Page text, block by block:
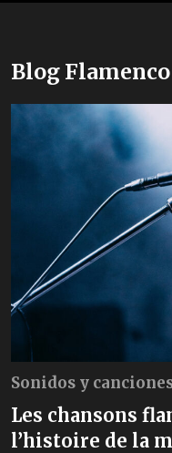
Blog Flamenco
Sonidos y
Les chansons
l’histoire de la